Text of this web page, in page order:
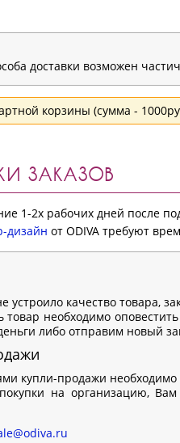
доставки возможен
корзины (сумма -
ЗАКАЗОВ
1-2х рабочих дней после
дизайн от ODIVA требуют
устроило качество товара,
необходимо
либо отправим новый
купли-продажи необходимо
на организацию, Вам